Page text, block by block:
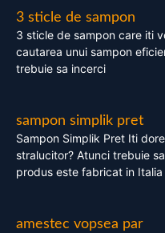
3 sticle de sampon
3 sticle de sampon care iti
cautarea unui sampon
trebuie sa incerci
sampon simplik pret
Sampon Simplik Pret Iti
stralucitor? Atunci trebuie
produs este fabricat in
amestec vopsea par